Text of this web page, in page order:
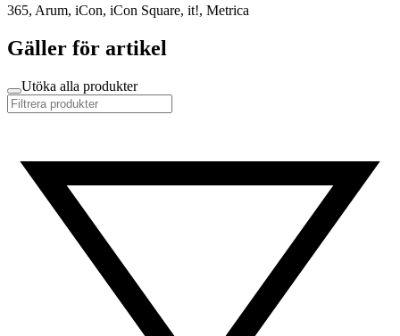
365, Arum, iCon, iCon Square, it!, Metrica
Gäller för artikel
Utöka alla produkter